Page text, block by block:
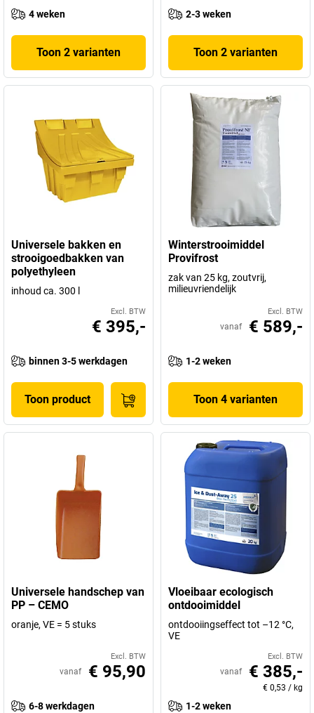
4 weken
Toon 2 varianten
2-3 weken
Toon 2 varianten
Universele bakken en
strooigoedbakken van
polyethyleen
inhoud ca. 300 l
Excl. BTW
€ 395,-
binnen 3-5 werkdagen
Toon product
Winterstrooimiddel
Provifrost
zak van 25 kg, zoutvrij,
milieuvriendelijk
Excl. BTW
vanaf € 589,-
1-2 weken
Toon 4 varianten
Universele handschep van
PP – CEMO
oranje, VE = 5 stuks
Excl. BTW
vanaf € 95,90
6-8 werkdagen
Vloeibaar ecologisch
ontdooimiddel
ontdooiingseffect tot –12 °C,
VE
Excl. BTW
vanaf € 385,-
€ 0,53 / kg
1-2 weken